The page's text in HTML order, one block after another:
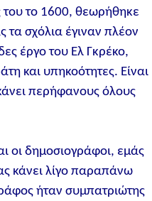
του το 1600, θεωρήθηκε
τα σχόλια έγιναν πλέον
έργο του Ελ Γκρέκο,
και υπηκοότητες. Είναι
περήφανους όλους
οι δημοσιογράφοι, εμάς
κάνει λίγο παραπάνω
ήταν συμπατριώτης